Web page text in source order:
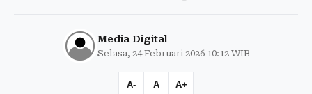
Media Digital
Selasa, 24 Februari 2026 10:12 WIB
A- A A+